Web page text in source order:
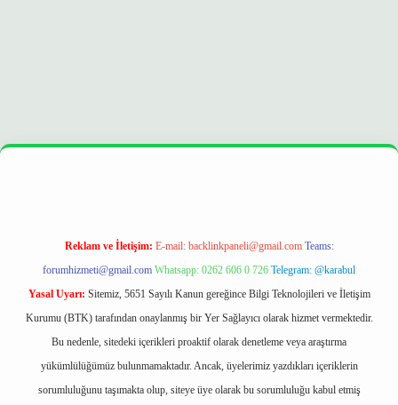
https://betexpergir.net/
Reklam ve İletişim: E-mail: backlinkpaneli@gmail.com Teams:
forumhizmeti@gmail.com Whatsapp: 0262 606 0 726 Telegram: @karabul
Yasal Uyarı: Sitemiz, 5651 Sayılı Kanun gereğince Bilgi Teknolojileri ve İletişim
Kurumu (BTK) tarafından onaylanmış bir Yer Sağlayıcı olarak hizmet vermektedir.
Bu nedenle, sitedeki içerikleri proaktif olarak denetleme veya araştırma
yükümlülüğümüz bulunmamaktadır. Ancak, üyelerimiz yazdıkları içeriklerin
sorumluluğunu taşımakta olup, siteye üye olarak bu sorumluluğu kabul etmiş